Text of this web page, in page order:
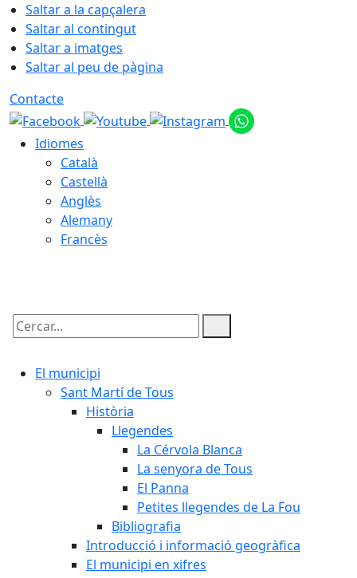
Saltar a la capçalera
Saltar al contingut
Saltar a imatges
Saltar al peu de pàgina
Contacte
Idiomes
Català
Castellà
Anglès
Alemany
Francès
Cercar:
El municipi
Sant Martí de Tous
Història
Llegendes
La Cérvola Blanca
La senyora de Tous
El Panna
Petites llegendes de La Fou
Bibliografia
Introducció i informació geogràfica
El municipi en xifres